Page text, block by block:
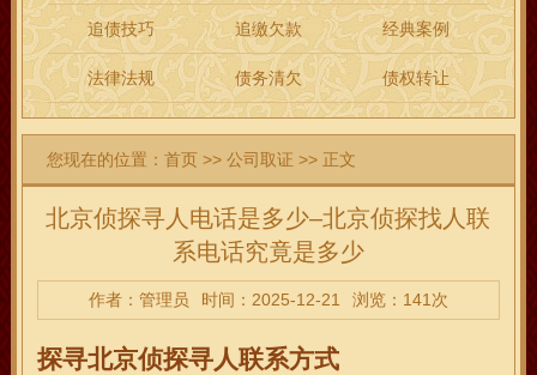
追债技巧 追缴欠款 经典案例
法律法规 债务清欠 债权转让
您现在的位置：首页 >>公司取证 >> 正文
北京侦探寻人电话是多少–北京侦探找人联
系电话究竟是多少
作者：管理员 时间：2025-12-21 浏览：141次
探寻北京侦探寻人联系方式